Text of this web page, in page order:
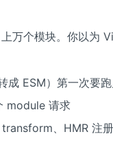
万个模块。你以为
成 ESM）第一次要
module 请求
、HMR 注册